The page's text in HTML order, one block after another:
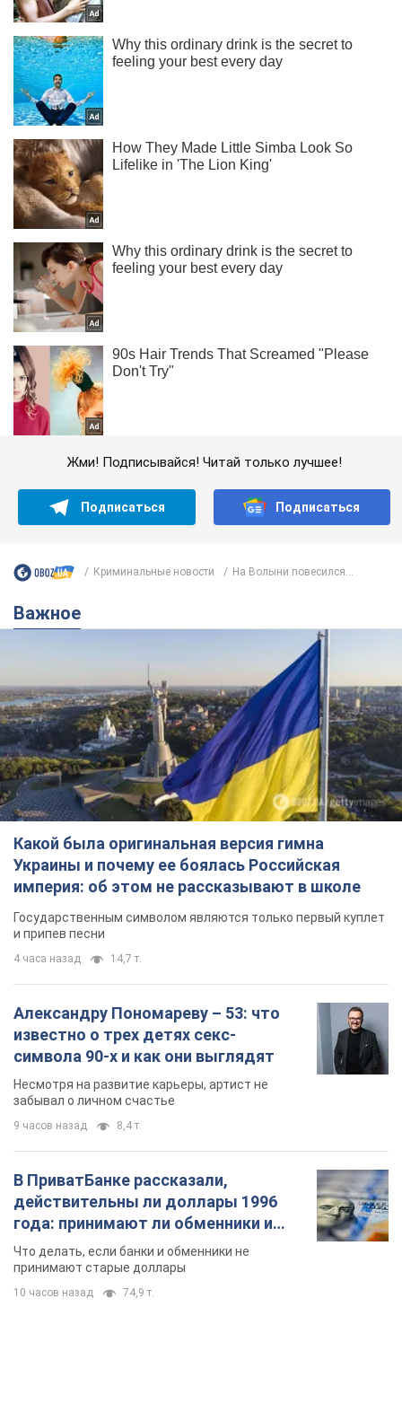
Жми! Подписывайся! Читай только лучшее!
Подписаться Подписаться
Криминальные новости На Волыни повесился...
Важное
Какой была оригинальная версия гимна
Украины и почему ее боялась Российская
империя: об этом не рассказывают в школе
Государственным символом являются только первый куплет
и припев песни
4 часа назад 14,7 т.
Александру Пономареву – 53: что
известно о трех детях секс-
символа 90-х и как они выглядят
Несмотря на развитие карьеры, артист не
забывал о личном счастье
9 часов назад 8,4 т.
В ПриватБанке рассказали,
действительны ли доллары 1996
года: принимают ли обменники и
банки такие купюры
Что делать, если банки и обменники не
принимают старые доллары
10 часов назад 74,9 т.